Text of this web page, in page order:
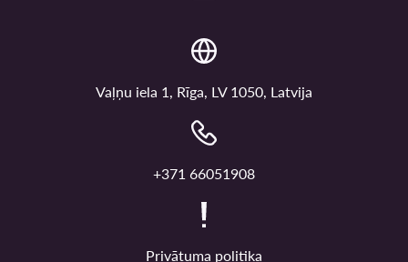
Vaļņu iela 1, Rīga, LV 1050, Latvija
+371 66051908
Privātuma politika